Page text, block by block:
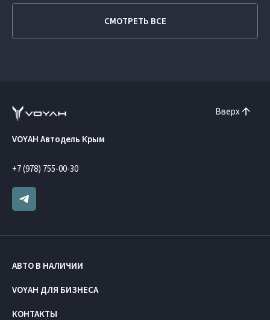
СМОТРЕТЬ ВСЕ
Вверх
VOYAH Автодель Крым
+7 (978) 755-00-30
АВТО В НАЛИЧИИ
VOYAH ДЛЯ БИЗНЕСА
КОНТАКТЫ